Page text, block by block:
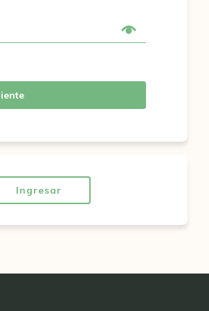
Ingresar